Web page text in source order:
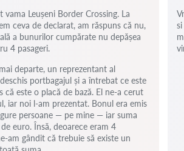
Leușeni Border Crossing. La
ceva de declarat, am răspuns că nu,
a bunurilor cumpărate nu depășea
4 pasageri.
departe, un reprezentant al
portbagajul și a întrebat ce este
că este o placă de bază. El ne-a cerut
iar noi l-am prezentat. Bonul era emis
persoane — pe mine — iar suma
euro. Însă, deoarece eram 4
am gândit că trebuie să existe un